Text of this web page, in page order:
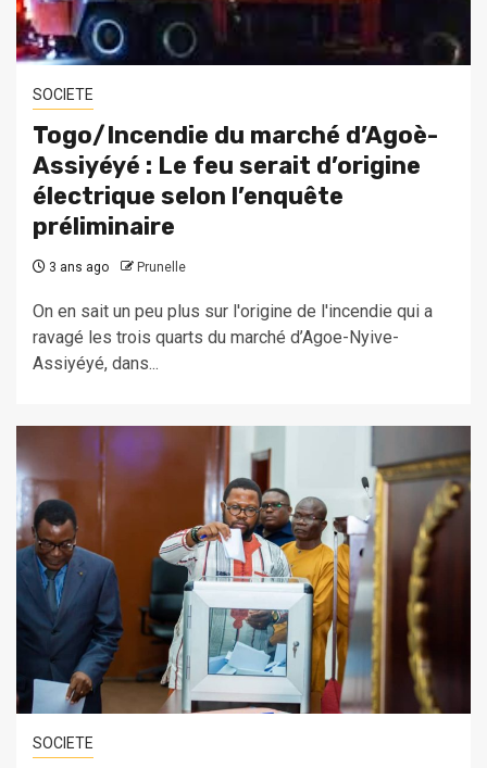
SOCIETE
Togo/Incendie du marché d’Agoè-
Assiyéyé : Le feu serait d’origine
électrique selon l’enquête
préliminaire
3 ans ago Prunelle
On en sait un peu plus sur l'origine de l'incendie qui a
ravagé les trois quarts du marché d’Agoe-Nyive-
Assiyéyé, dans...
SOCIETE